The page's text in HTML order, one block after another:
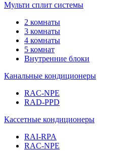
Мульти сплит системы
2 комнаты
3 комнаты
4 комнаты
5 комнат
Внутренние блоки
Канальные кондиционеры
RAC-NPE
RAD-PPD
Кассетные кондиционеры
RAI-RPA
RAC-NPE